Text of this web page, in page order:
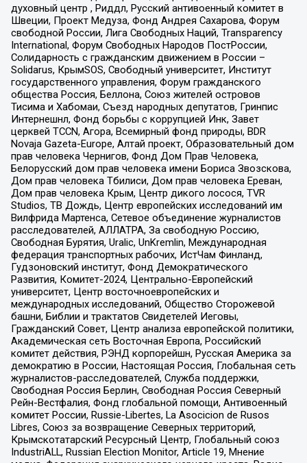
духовный центр , Риддл, Русский антивоенный комитет в
Швеции, Проект Медуза, Фонд Андрея Сахарова, Форум
свободной России, Лига Свободных Наций, Transparеncy
International, Форум Свободных Народов ПостРоссии,
Солидарность с гражданским движением в России –
Solidarus, КрымSOS, Свободный университет, Институт
государственного управления, Форум гражданского
общества Россия, Беллона, Союз жителей островов
Тисима и Хабомаи, Съезд народных депутатов, Гринпис
Интернешнл, Фонд борьбы с коррупцией Инк, Завет
церквей TCCN, Агора, Всемирный фонд природы, BDR
Novaja Gazeta-Europe, Алтай проект, Образовательный дом
прав человека Чернигов, Фонд Дом Прав Человека,
Белорусский дом прав человека имени Бориса Звозскова,
Дом прав человека Тбилиси, Дом прав человека Ереван,
Дом прав человека Крым, Центр дикого лосося, TVR
Studios, ТВ Дождь, Центр европейских исследований им
Вилфрида Мартенса, Сетевое объединение журналистов
расследователей, АЛЛАТРА, За свободную Россию,
Свободная Бурятия, Uralic, UnKremlin, Международная
федерация транспортных рабочих, ИстЧам Финланд,
Гудзоновский институт, Фонд Демократического
Развития, Комитет-2024, Центрально-Европейский
университет, Центр восточноевропейских и
международных исследований, Общество Сторожевой
башни, Библии и трактатов Свидетелей Иеговы,
Гражданский Совет, Центр анализа европейской политики,
Академическая сеть Восточная Европа, Российский
комитет действия, РЭНД корпорейшн, Русская Америка за
демократию в России, Настоящая Россия, Глобальная сеть
журналистов-расследователей, Служба поддержки,
Свободная Россия Берлин, Свободная Россия Северный
Рейн-Вестфалия, Фонд глобальной помощи, Антивоенный
комитет России, Russie-Libertes, La Asocicion de Rusos
Libres, Союз за возвращение Северных территорий,
Крымскотатарский Ресурсный Центр, Глобальный союз
IndustriALL, Russian Election Monitor, Article 19, Мнение